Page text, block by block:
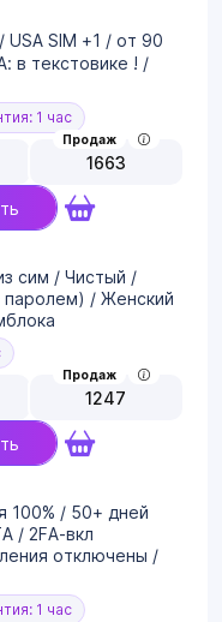
USA SIM +1 / от 90
в текстовике ! /
1 час
Продаж
1663
сим / Чистый /
паролем) / Женский
Продаж
1247
100% / 50+ дней
/ 2FA-вкл
отключены /
1 час